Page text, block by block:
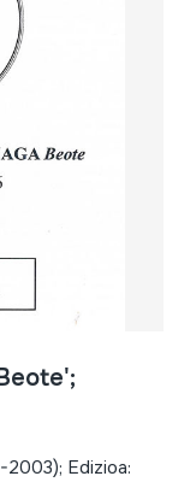
2003); Edizioa: